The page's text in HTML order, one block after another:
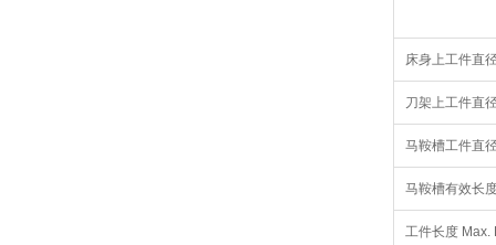
床身上工件直
刀架上工件直
马鞍槽工件直
马鞍槽有效长
工件长度 Max.